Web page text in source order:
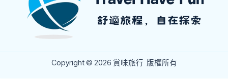
Copyright © 2026 賞味旅行 版權所有